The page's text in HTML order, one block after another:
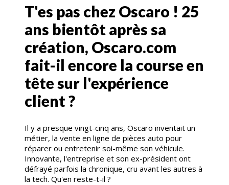
T'es pas chez Oscaro ! 25
ans bientôt après sa
création, Oscaro.com
fait-il encore la course en
tête sur l'expérience
client ?
Il y a presque vingt-cinq ans, Oscaro inventait un
métier, la vente en ligne de pièces auto pour
réparer ou entretenir soi-même son véhicule.
Innovante, l'entreprise et son ex-président ont
défrayé parfois la chronique, cru avant les autres à
la tech. Qu'en reste-t-il ?